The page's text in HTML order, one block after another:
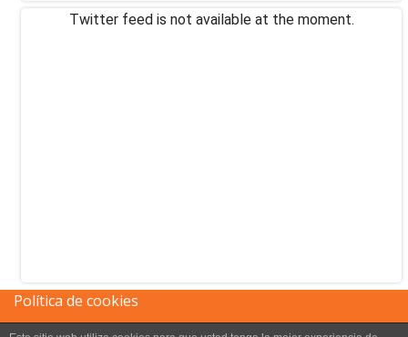
Twitter feed is not available at the moment.
Política de cookies